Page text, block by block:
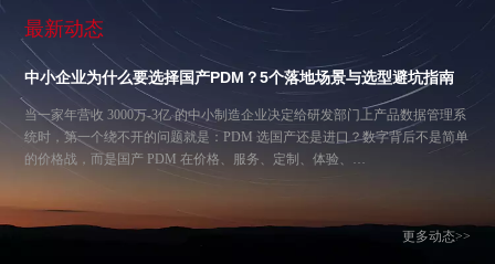
最新动态
中小企业为什么要选择国产PDM？5个落地场景与选型避坑指南
当一家年营收 3000万-3亿 的中小制造企业决定给研发部门上产品数据管理系
统时，第一个绕不开的问题就是：PDM 选国产还是进口？数字背后不是简单
的价格战，而是国产 PDM 在价格、服务、定制、体验、…
更多动态>>